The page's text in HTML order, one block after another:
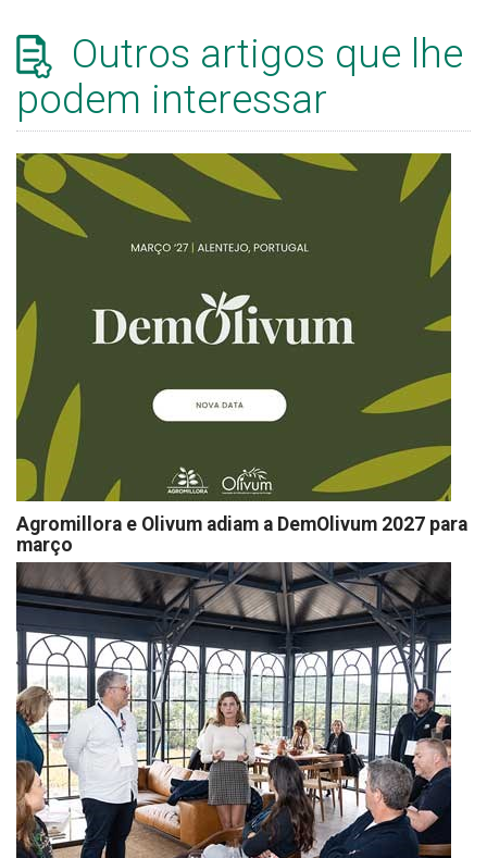
Outros artigos que lhe
podem interessar
Agromillora e Olivum adiam a DemOlivum 2027 para
março